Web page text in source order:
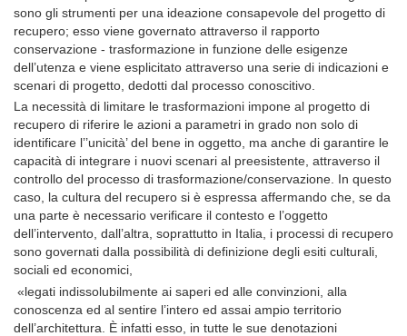
sono gli strumenti per una ideazione consapevole del progetto di
recupero; esso viene governato attraverso il rapporto
conservazione - trasformazione in funzione delle esigenze
dell’utenza e viene esplicitato attraverso una serie di indicazioni e
scenari di progetto, dedotti dal processo conoscitivo.
La necessità di limitare le trasformazioni impone al progetto di
recupero di riferire le azioni a parametri in grado non solo di
identificare l’’unicità’ del bene in oggetto, ma anche di garantire le
capacità di integrare i nuovi scenari al preesistente, attraverso il
controllo del processo di trasformazione/conservazione. In questo
caso, la cultura del recupero si è espressa affermando che, se da
una parte è necessario verificare il contesto e l’oggetto
dell’intervento, dall’altra, soprattutto in Italia, i processi di recupero
sono governati dalla possibilità di definizione degli esiti culturali,
sociali ed economici,
«legati indissolubilmente ai saperi ed alle convinzioni, alla
conoscenza ed al sentire l’intero ed assai ampio territorio
dell’architettura. È infatti esso, in tutte le sue denotazioni